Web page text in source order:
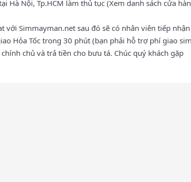
Hà Nội, Tp.HCM làm thủ tục (Xem danh sách cửa
Simmayman.net sau đó sẽ có nhân viên tiếp nhận
Hỏa Tốc trong 30 phút (bạn phải hỗ trợ phí giao
chủ và trả tiền cho bưu tá. Chúc quý khách gặp